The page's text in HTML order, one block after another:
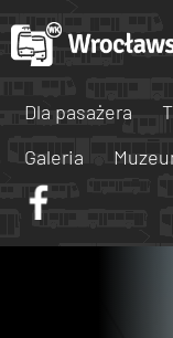
Dla pasażera
Galeria